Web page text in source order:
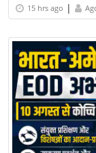
15 hrs ago |